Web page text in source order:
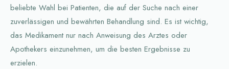
beliebte Wahl bei Patienten, die auf der Suche nach einer
zuverlässigen und bewährten Behandlung sind. Es ist wichtig,
das Medikament nur nach Anweisung des Arztes oder
Apothekers einzunehmen, um die besten Ergebnisse zu
erzielen.